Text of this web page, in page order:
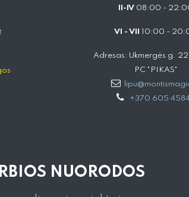
II-IV 08:00 -
VI - VII 10:00 -
Adresas: Ukmergės g.
PC "PIKAS"
+370 605
NUORODOS